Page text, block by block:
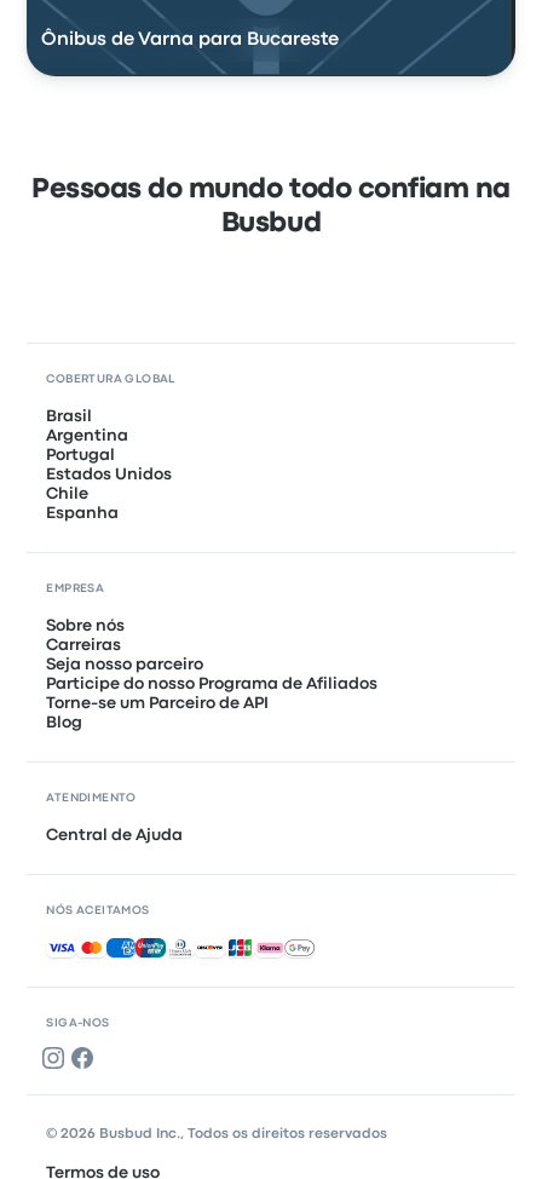
Ônibus de Varna para Bucareste
Pessoas do mundo todo confiam na
Busbud
SIGA-NOS
COBERTURA GLOBAL
Brasil
Argentina
Portugal
Estados Unidos
Chile
Espanha
EMPRESA
Sobre nós
Carreiras
Seja nosso parceiro
Participe do nosso Programa de Afiliados
Torne-se um Parceiro de API
Blog
ATENDIMENTO
Central de Ajuda
NÓS ACEITAMOS
Pagamentos aceitos
© 2026 Busbud Inc., Todos os direitos reservados
Termos de uso